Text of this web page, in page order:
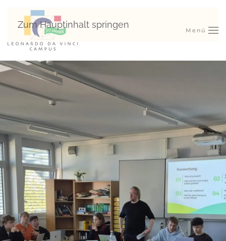
Zum Hauptinhalt springen
Menü